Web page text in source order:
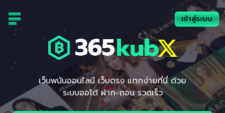
content
เว็บพนันออนไลน์ เว็บตรง แตกง่ายที่นี่ ด้วย
ระบบออโต้ ฝาก-ถอน รวดเร็ว
เข้าสู่ระบบ